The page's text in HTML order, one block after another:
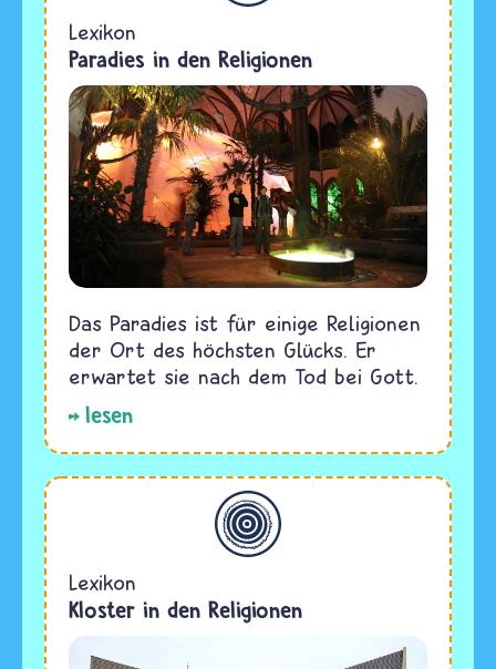
Lexikon
Paradies in den Religionen
Das Paradies ist für einige Religionen
der Ort des höchsten Glücks. Er
erwartet sie nach dem Tod bei Gott.
lesen
Allgemein
Lexikon
Kloster in den Religionen